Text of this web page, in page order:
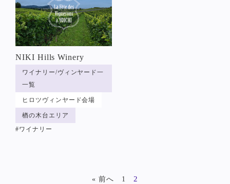
NIKI Hills Winery
ワイナリー/ヴィンヤード一
一覧
ヒロツヴィンヤード会場
楢の木台エリア
#ワイナリー
« 前へ 1 2